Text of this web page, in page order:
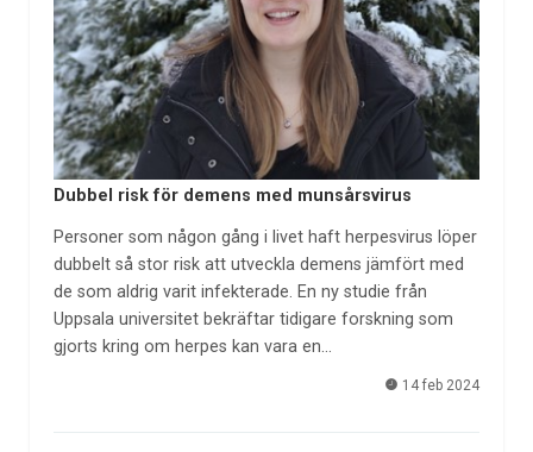
Dubbel risk för demens med munsårsvirus
Personer som någon gång i livet haft herpesvirus löper
dubbelt så stor risk att utveckla demens jämfört med
de som aldrig varit infekterade. En ny studie från
Uppsala universitet bekräftar tidigare forskning som
gjorts kring om herpes kan vara en…
14 feb 2024